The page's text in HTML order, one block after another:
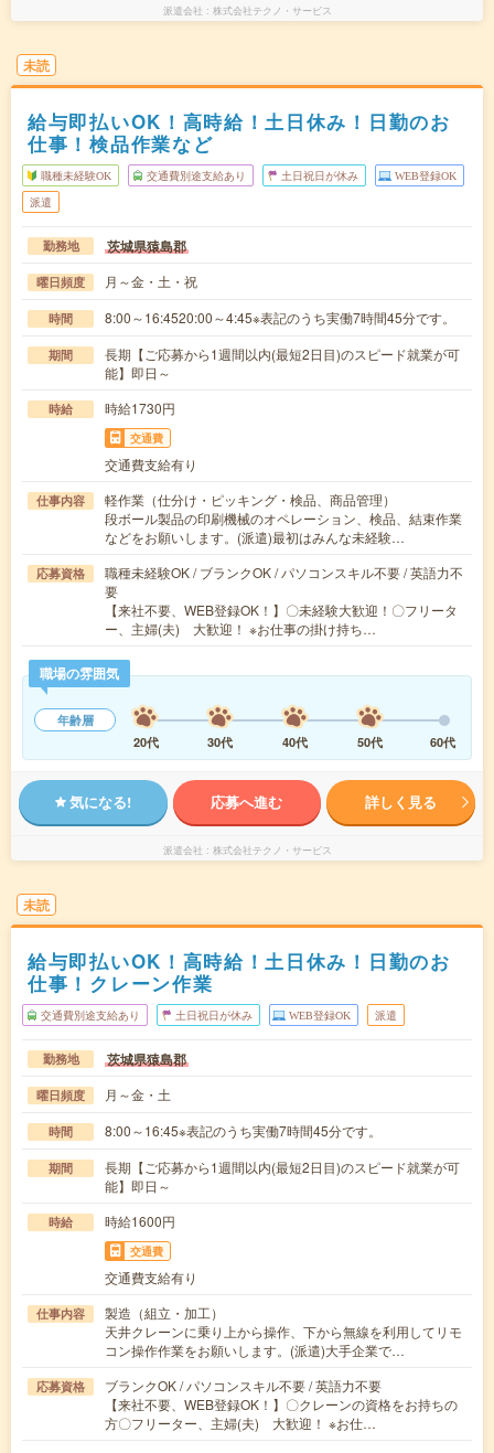
派遣会社 株式会社テクノ・サービス
未読
給与即払いOK！高時給！土日休み！日勤のお
仕事！検品作業など
職種未経験OK 交通費別途支給あり 土日祝日が休み WEB登録OK
派遣
勤務地 茨城県猿島郡
曜日頻度 月～金・土・祝
時間 8:00～16:4520:00～4:45※表記のうち実働7時間45分です。
期間
長期【ご応募から1週間以内(最短2日目)のスピード就業が可
能】即日～
時給 時給1730円
交通費
交通費支給有り
仕事内容
軽作業（仕分け・ピッキング・検品、商品管理）
段ボール製品の印刷機械のオペレーション、検品、結束作業
などをお願いします。(派遣)最初はみんな未経験…
応募資格
職種未経験OK / ブランクOK / パソコンスキル不要 / 英語力不
要
【来社不要、WEB登録OK！】〇未経験大歓迎！〇フリータ
ー、主婦(夫) 大歓迎！ ※お仕事の掛け持ち…
職場の雰囲気
年齢層
20代
30代 40代 50代 60代
気になる! 応募へ進む 詳しく見る
派遣会社 株式会社テクノ・サービス
未読
給与即払いOK！高時給！土日休み！日勤のお
仕事！クレーン作業
交通費別途支給あり 土日祝日が休み WEB登録OK 派遣
勤務地 茨城県猿島郡
曜日頻度 月～金・土
時間 8:00～16:45※表記のうち実働7時間45分です。
期間
長期【ご応募から1週間以内(最短2日目)のスピード就業が可
能】即日～
時給 時給1600円
交通費
交通費支給有り
仕事内容
製造（組立・加工）
天井クレーンに乗り上から操作、下から無線を利用してリモ
コン操作作業をお願いします。(派遣)大手企業で…
応募資格
ブランクOK / パソコンスキル不要 / 英語力不要
【来社不要、WEB登録OK！】〇クレーンの資格をお持ちの
方〇フリーター、主婦(夫) 大歓迎！ ※お仕…